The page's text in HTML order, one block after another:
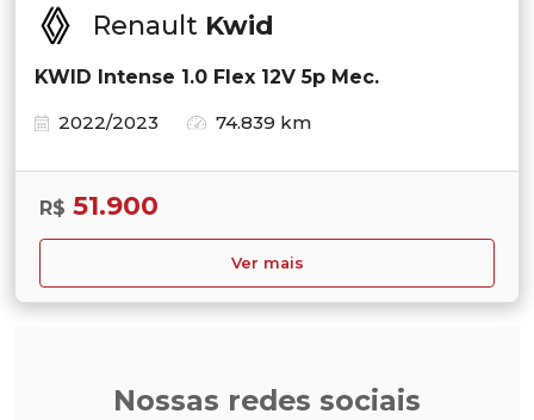
Renault Kwid
KWID Intense 1.0 Flex 12V 5p Mec.
2022/2023
74.839 km
R$ 51.900
Ver mais
Nossas redes sociais